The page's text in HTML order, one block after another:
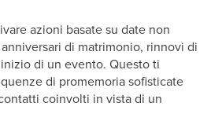
azioni basate su date non
di matrimonio, rinnovi di
di un evento. Questo ti
di promemoria sofisticate
coinvolti in vista di un